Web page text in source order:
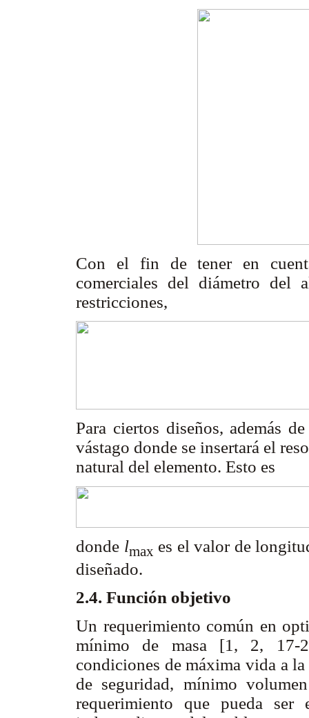
Con el fin de tener en
comerciales del diámetro del
restricciones,
Para ciertos diseños, además
vástago donde se insertará el
natural del elemento. Esto es
donde lmax es el valor de
diseñado.
2.4. Función objetivo
Un requerimiento común en
mínimo de masa [1, 2, 17-
condiciones de máxima vida a
de seguridad, mínimo
requerimiento que pueda